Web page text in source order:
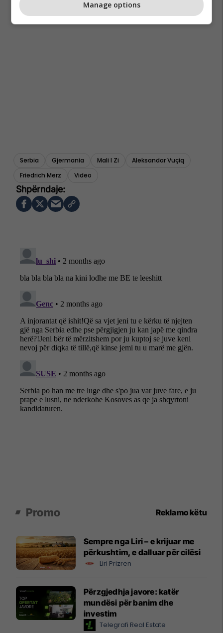
Serbia Gjermania Mali I Zi
Aleksandar Vuçiq
Friedrich Merz
Video
Promo Reklamo këtu
Sempre nga Liri – e krijuar me
përkushtim, e dalluar për cilësi
Liri Prizren
Përzgjedhja javore: katër
mundësi për banim dhe
investim
Telegrafi Real Estate
Manage options